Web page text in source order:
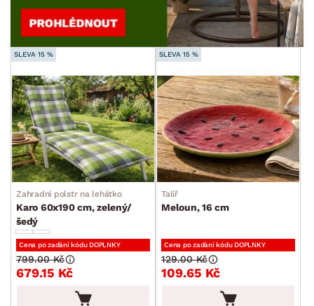
SLEVA 15 %
Zahradní polstr na lehátko
Karo 60x190 cm, zelený/
šedý
Cena po zadání kódu DOPLNKY
679.15 Kč
799.00 Kč
SLEVA 15 %
Talíř
Meloun, 16 cm
Cena po zadání kódu DOPLNKY
109.65 Kč
129.00 Kč